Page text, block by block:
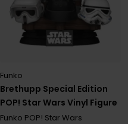
Brethupp Special Edition
POP! Star Wars Vinyl Figure
Funko
Funko POP! Star Wars